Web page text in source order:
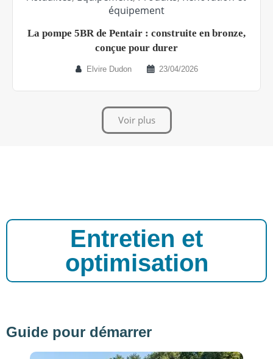
équipement
La pompe 5BR de Pentair : construite en bronze,
conçue pour durer
Elvire Dudon 23/04/2026
Voir plus
Entretien et
optimisation
Guide pour démarrer